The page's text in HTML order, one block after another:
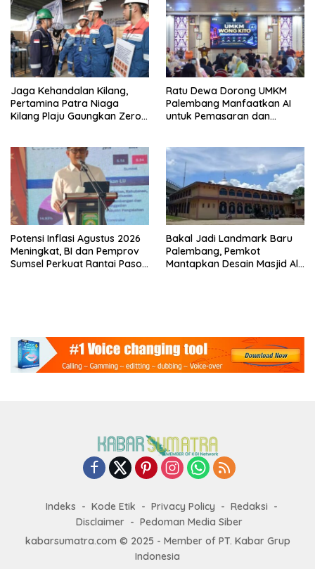
Jaga Kehandalan Kilang,
Pertamina Patra Niaga
Kilang Plaju Gaungkan Zero
Ratu Dewa Dorong UMKM
Palembang Manfaatkan AI
untuk Pemasaran dan
Potensi Inflasi Agustus 2026
Meningkat, BI dan Pemprov
Sumsel Perkuat Rantai Pasok
Bakal Jadi Landmark Baru
Palembang, Pemkot
Mantapkan Desain Masjid Al
Indeks Kode Etik Privacy Policy
Redaksi
Disclaimer
Pedoman Media Siber
kabarsumatra.com © 2025 - Member of PT. Kabar Grup
Indonesia